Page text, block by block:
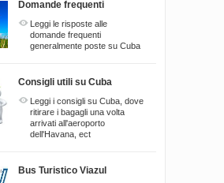
Domande frequenti
Leggi le risposte alle
domande frequenti
generalmente poste su Cuba
Consigli utili su Cuba
Leggi i consigli su Cuba, dove
ritirare i bagagli una volta
arrivati all'aeroporto
dell'Havana, ect
Bus Turistico Viazul